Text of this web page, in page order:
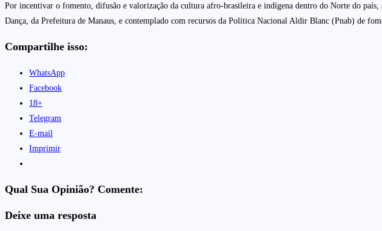
Por incentivar o fomento, difusão e valorização da cultura afro-brasileira e indígena dentro do Norte do
Dança, da Prefeitura de Manaus, e contemplado com recursos da Política Nacional Aldir Blanc (Pnab) de
Compartilhe isso:
WhatsApp
Facebook
18+
Telegram
E-mail
Imprimir
Qual Sua Opinião? Comente:
Deixe uma resposta